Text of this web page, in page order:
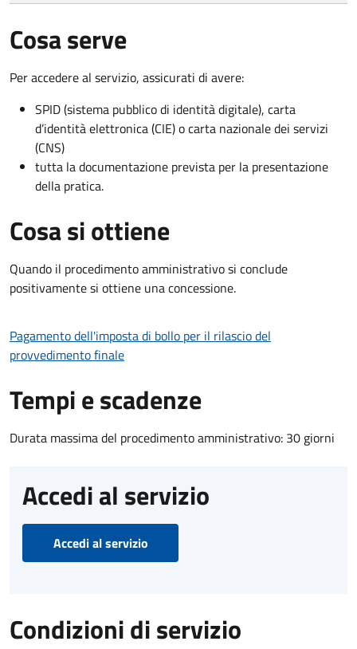
Cosa serve
Per accedere al servizio, assicurati di avere:
SPID (sistema pubblico di identità digitale), carta
d’identità elettronica (CIE) o carta nazionale dei servizi
(CNS)
tutta la documentazione prevista per la presentazione
della pratica.
Cosa si ottiene
Quando il procedimento amministrativo si conclude
positivamente si ottiene una concessione.
Pagamento dell'imposta di bollo per il rilascio del
provvedimento finale
Tempi e scadenze
Durata massima del procedimento amministrativo: 30 giorni
Accedi al servizio
Accedi al servizio
Condizioni di servizio